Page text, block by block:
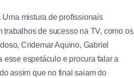
mistura de profissionais
de sucesso na TV, como os
Cridemar Aquino, Gabriel
esse espetáculo e procura falar a
assim que no final saiam do